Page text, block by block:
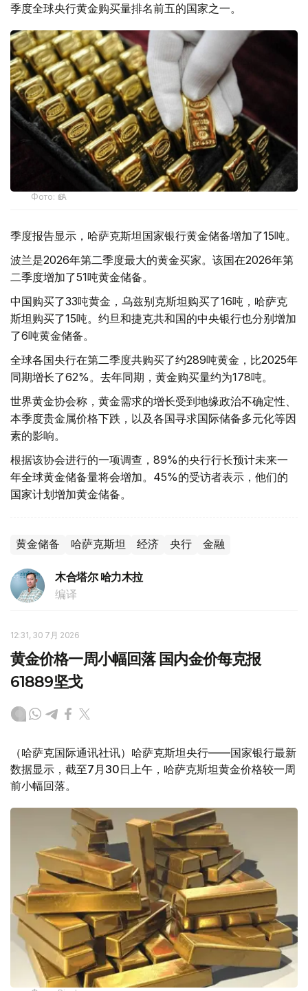
季度全球央行黄金购买量排名前五的国家之一。
Фото: ӨзА
季度报告显示，哈萨克斯坦国家银行黄金储备增加了15吨。
波兰是2026年第二季度最大的黄金买家。该国在2026年第
二季度增加了51吨黄金储备。
中国购买了33吨黄金，乌兹别克斯坦购买了16吨，哈萨克
斯坦购买了15吨。约旦和捷克共和国的中央银行也分别增加
了6吨黄金储备。
全球各国央行在第二季度共购买了约289吨黄金，比2025年
同期增长了62%。去年同期，黄金购买量约为178吨。
世界黄金协会称，黄金需求的增长受到地缘政治不确定性、
本季度贵金属价格下跌，以及各国寻求国际储备多元化等因
素的影响。
根据该协会进行的一项调查，89%的央行行长预计未来一
年全球黄金储备量将会增加。45%的受访者表示，他们的
国家计划增加黄金储备。
黄金储备 哈萨克斯坦 经济 央行 金融
木合塔尔 哈力木拉
编译
12:31, 30 7月 2026
黄金价格一周小幅回落 国内金价每克报
61889坚戈
（哈萨克国际通讯社讯）哈萨克斯坦央行——国家银行最新
数据显示，截至7月30日上午，哈萨克斯坦黄金价格较一周
前小幅回落。